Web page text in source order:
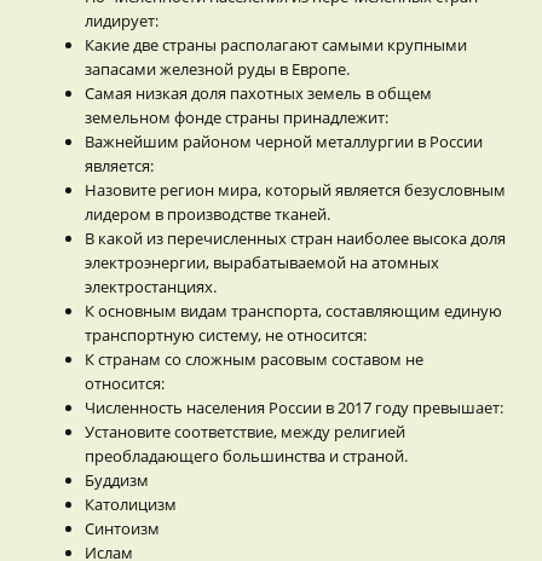
лидирует:
Какие две страны располагают самыми крупными
запасами железной руды в Европе.
Самая низкая доля пахотных земель в общем
земельном фонде страны принадлежит:
Важнейшим районом черной металлургии в России
является:
Назовите регион мира, который является безусловным
лидером в производстве тканей.
В какой из перечисленных стран наиболее высока доля
электроэнергии, вырабатываемой на атомных
электростанциях.
К основным видам транспорта, составляющим единую
транспортную систему, не относится:
К странам со сложным расовым составом не
относится:
Численность населения России в 2017 году превышает:
Установите соответствие, между религией
преобладающего большинства и страной.
Буддизм
Католицизм
Синтоизм
Ислам